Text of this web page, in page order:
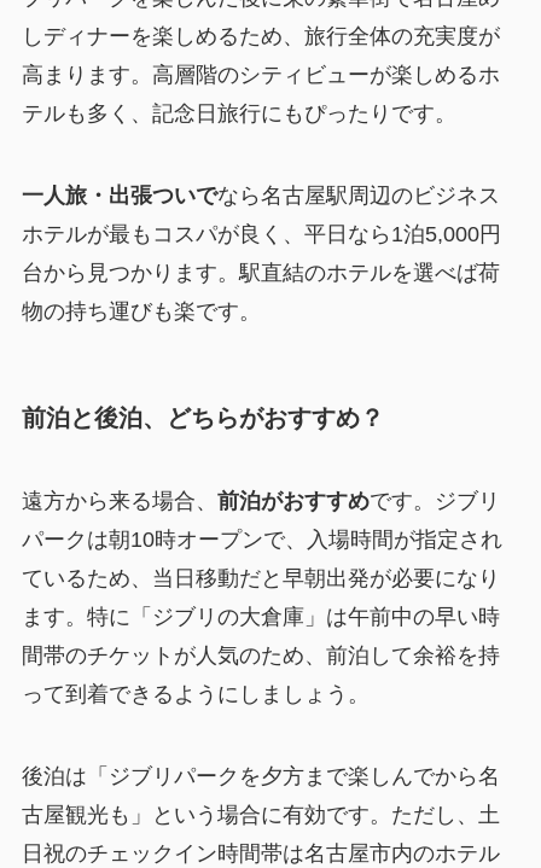
しディナーを楽しめるため、旅行全体の充実度が
高まります。高層階のシティビューが楽しめるホ
テルも多く、記念日旅行にもぴったりです。
一人旅・出張ついでなら名古屋駅周辺のビジネス
ホテルが最もコスパが良く、平日なら1泊5,000円
台から見つかります。駅直結のホテルを選べば荷
物の持ち運びも楽です。
前泊と後泊、どちらがおすすめ？
遠方から来る場合、 前泊がおすすめです。ジブリ
パークは朝10時オープンで、入場時間が指定され
ているため、当日移動だと早朝出発が必要になり
ます。特に「ジブリの大倉庫」は午前中の早い時
間帯のチケットが人気のため、前泊して余裕を持
って到着できるようにしましょう。
後泊は「ジブリパークを夕方まで楽しんでから名
古屋観光も」という場合に有効です。ただし、土
日祝のチェックイン時間帯は名古屋市内のホテル